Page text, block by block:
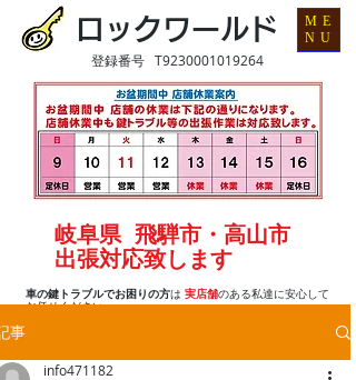
ロックワールド
車の鍵トラブルでお困りの方は 実店舗のある私達に安心して
お任せください
岐阜県 飛騨市・高山市
出張対応致します
登録番号 T9230001019264
ME
NU
事
info471182